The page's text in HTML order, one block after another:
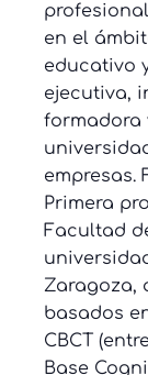
en el
educativo
ejecutiva,
formadora
empresas.
Primera
Facultad
Zaragoza,
basados
CBCT
Base